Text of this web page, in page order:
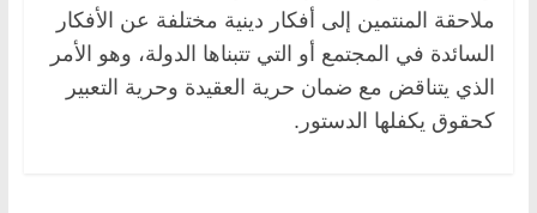
ملاحقة المنتمين إلى أفكار دينية مختلفة عن الأفكار
السائدة في المجتمع أو التي تتبناها الدولة، وهو الأمر
الذي يتناقض مع ضمان حرية العقيدة وحرية التعبير
كحقوق يكفلها الدستور.